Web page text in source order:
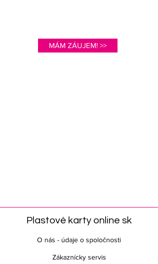
MÁM ZÁUJEM! >>
Plastové karty online sk
O nás - údaje o spoločnosti
Zákaznícky servis